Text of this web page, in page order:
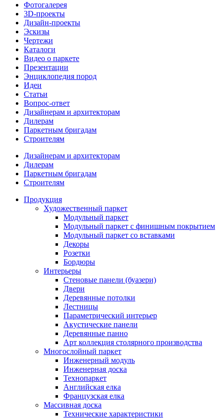
Фотогалерея
3D-проекты
Дизайн-проекты
Эскизы
Чертежи
Каталоги
Видео о паркете
Презентации
Энциклопедия пород
Идеи
Статьи
Вопрос-ответ
Дизайнерам и архитекторам
Дилерам
Паркетным бригадам
Строителям
Дизайнерам и архитекторам
Дилерам
Паркетным бригадам
Строителям
Продукция
Художественный паркет
Модульный паркет
Модульный паркет с финишным покрытием
Модульный паркет со вставками
Декоры
Розетки
Бордюры
Интерьеры
Стеновые панели (буазери)
Двери
Деревянные потолки
Лестницы
Параметрический интерьер
Акустические панели
Деревянные панно
Арт коллекция столярного производства
Многослойный паркет
Инженерный модуль
Инженерная доска
Технопаркет
Английская елка
Французская елка
Массивная доска
Технические характеристики